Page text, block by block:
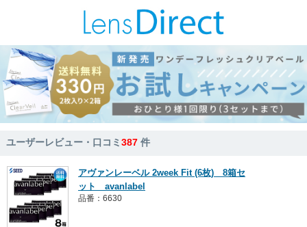
ユーザーレビュー・口コミ387 件
アヴァンレーベル 2week Fit (6枚) 8箱セ
ット avanlabel
品番：6630